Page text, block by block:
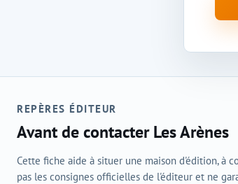
REPÈRES ÉDITEUR
Avant de contacter Les Arènes
Cette fiche aide à situer une maison d'édition, à
pas les consignes officielles de l'éditeur et ne